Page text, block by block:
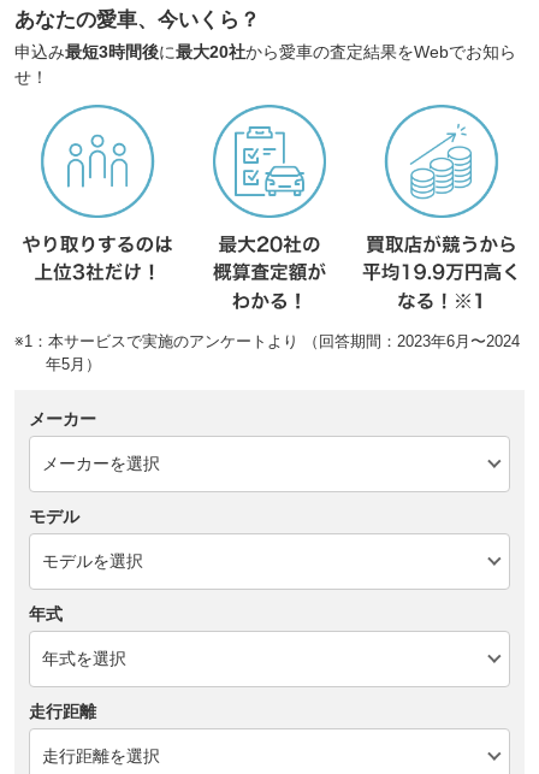
あなたの愛車、今いくら？
申込み最短3時間後に最大20社から愛車の査定結果をWebでお知ら
せ！
※1：本サービスで実施のアンケートより （回答期間：2023年6月〜2024
年5月）
メーカー
モデル
年式
走行距離